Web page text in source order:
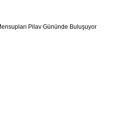
Pilav Gününde Buluşuyor